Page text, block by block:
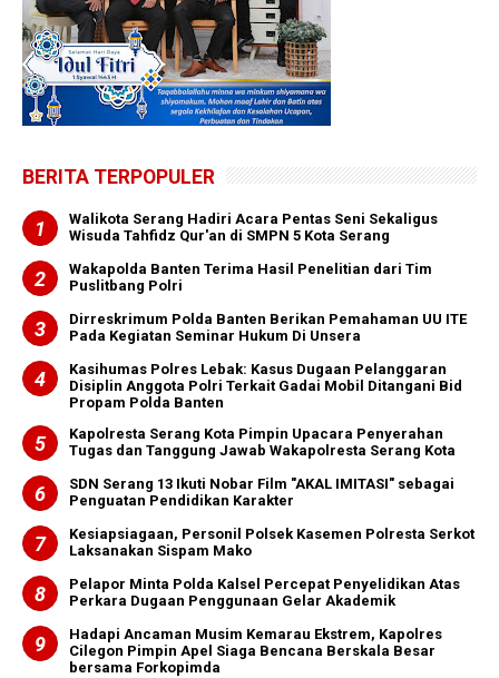
BERITA TERPOPULER
Walikota Serang Hadiri Acara Pentas Seni Sekaligus
Wisuda Tahfidz Qur'an di SMPN 5 Kota Serang
Wakapolda Banten Terima Hasil Penelitian dari Tim
Puslitbang Polri
Dirreskrimum Polda Banten Berikan Pemahaman UU ITE
Pada Kegiatan Seminar Hukum Di Unsera
Kasihumas Polres Lebak: Kasus Dugaan Pelanggaran
Disiplin Anggota Polri Terkait Gadai Mobil Ditangani Bid
Propam Polda Banten
Kapolresta Serang Kota Pimpin Upacara Penyerahan
Tugas dan Tanggung Jawab Wakapolresta Serang Kota
SDN Serang 13 Ikuti Nobar Film "AKAL IMITASI" sebagai
Penguatan Pendidikan Karakter
Kesiapsiagaan, Personil Polsek Kasemen Polresta Serkot
Laksanakan Sispam Mako
Pelapor Minta Polda Kalsel Percepat Penyelidikan Atas
Perkara Dugaan Penggunaan Gelar Akademik
Hadapi Ancaman Musim Kemarau Ekstrem, Kapolres
Cilegon Pimpin Apel Siaga Bencana Berskala Besar
bersama Forkopimda